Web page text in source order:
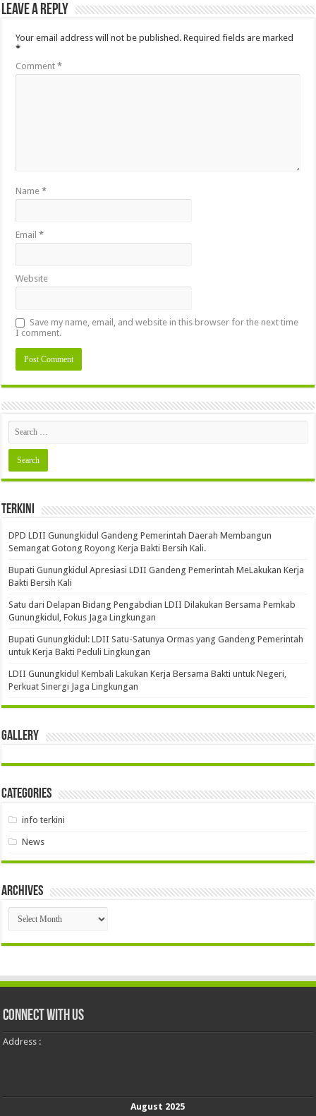
Leave a Reply
Your email address will not be published. Required fields are marked
*
Comment*
Name*
Email*
Website
Save my name, email, and website in this browser for the next time
I comment.
Terkini
DPD LDII Gunungkidul Gandeng Pemerintah Daerah Membangun
Semangat Gotong Royong Kerja Bakti Bersih Kali.
Bupati Gunungkidul Apresiasi LDII Gandeng Pemerintah MeLakukan Kerja
Bakti Bersih Kali ‎
Satu dari Delapan Bidang Pengabdian LDII Dilakukan Bersama Pemkab
Gunungkidul, Fokus Jaga Lingkungan
Bupati Gunungkidul: LDII Satu-Satunya Ormas yang Gandeng Pemerintah
untuk Kerja Bakti Peduli Lingkungan
LDII Gunungkidul Kembali Lakukan Kerja Bersama Bakti untuk Negeri,
Perkuat Sinergi Jaga Lingkungan
Gallery
Categories
info terkini
News
Archives
Archives
Connect With Us
Address :
August 2025